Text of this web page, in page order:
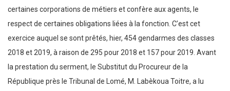
certaines corporations de métiers et confère aux agents, le
respect de certaines obligations liées à la fonction. C’est cet
exercice auquel se sont prêtés, hier, 454 gendarmes des classes
2018 et 2019, à raison de 295 pour 2018 et 157 pour 2019. Avant
la prestation du serment, le Substitut du Procureur de la
République près le Tribunal de Lomé, M. Labèkoua Toitre, a lu